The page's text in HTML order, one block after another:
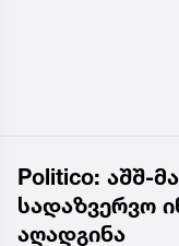
Politico: აშშ-
სადაზვერვო
აღადგინა